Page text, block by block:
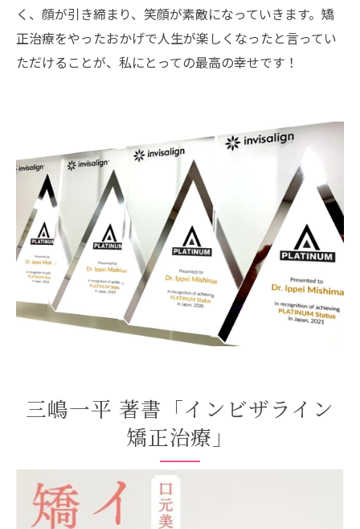
く、顔が引き締まり、笑顔が素敵になっていきます。矯
正治療をやったおかげで人生が楽しくなったと言ってい
ただけることが、私にとっての最高の幸せです！
三嶋一平 著書「インビザライン
矯正治療」